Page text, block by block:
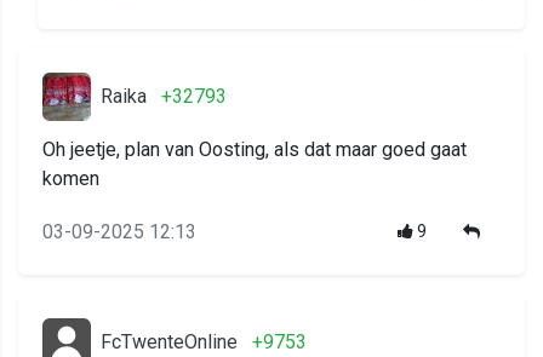
Raika +32793
Oh jeetje, plan van Oosting, als dat maar goed gaat
komen
03-09-2025 12:13 9
FcTwenteOnline +9753